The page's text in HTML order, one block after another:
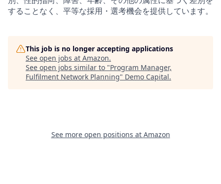
することなく、平等な採用・選考機会を提供しています。
This job is no longer accepting applications
See open jobs at Amazon.
See open jobs similar to "Program Manager,
Fulfilment Network Planning" Demo Capital.
See more open positions at Amazon